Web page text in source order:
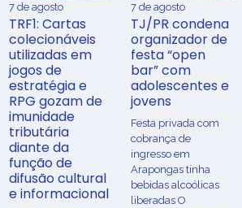
7 de agosto
TRF1: Cartas
colecionáveis
utilizadas em
jogos de
estratégia e
RPG gozam de
imunidade
tributária
diante da
função de
difusão cultural
e informacional
7 de agosto
TJ/PR condena
organizador de
festa “open
bar” com
adolescentes e
jovens
Festa privada com
cobrança de
ingresso em
Arapongas tinha
bebidas alcoólicas
liberadas O